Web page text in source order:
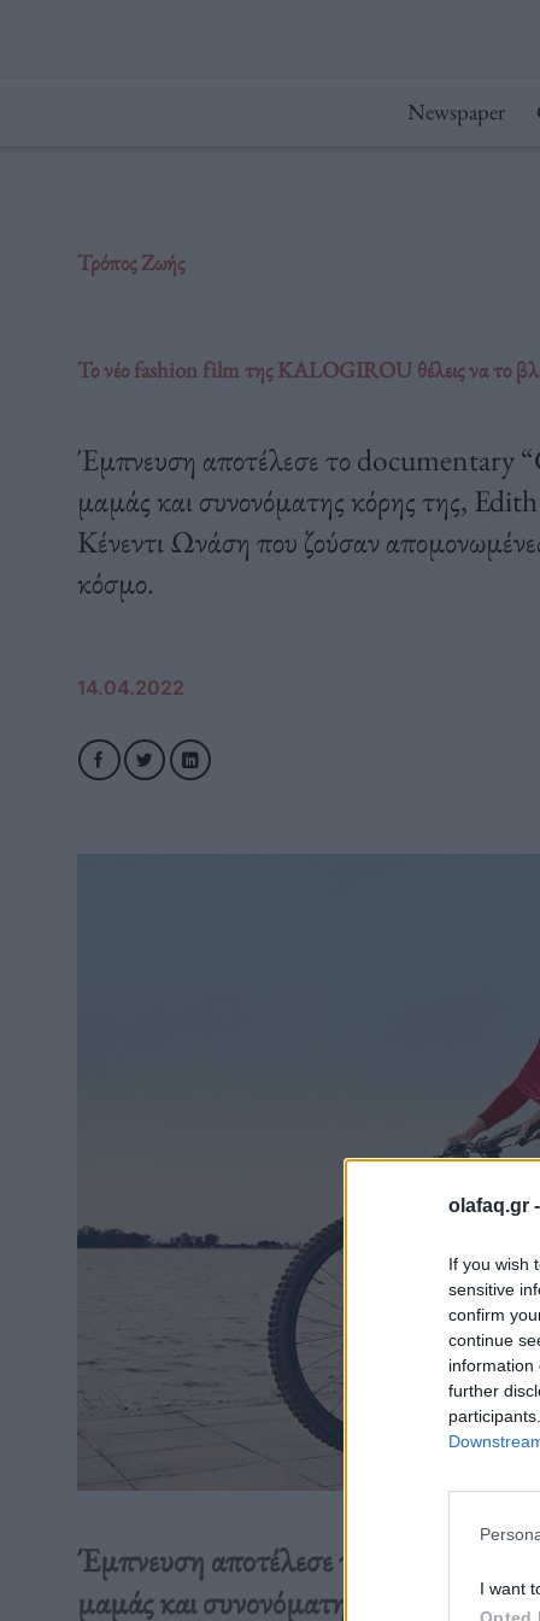
olafaq.gr -
If you wish
sensitive
confirm
continue
information
further
I want
Opted
Newspaper
Τρόπος Ζωής
Το νέο fashion film της KALOGIROU θέλεις να το
Έμπνευση αποτέλεσε το documentary
μαμάς και συνονόματης κόρης της,
Κένεντι Ωνάση που ζούσαν
κόσμο.
14.04.2022
Έμπνευση αποτέλεσε το documentary
μαμάς και συνονόματης κόρης της,